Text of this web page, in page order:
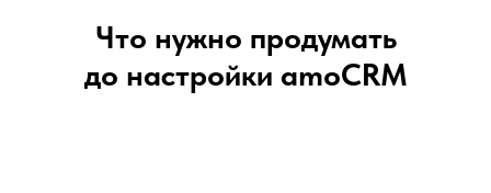
Что нужно продумать
до настройки amoCRM